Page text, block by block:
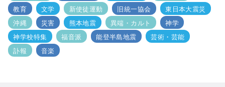
教育
文学 新使徒運動 旧統一協会
東日本大震災
沖縄
災害 熊本地震 異端・カルト
神学
神学校特集
福音派 能登半島地震
芸術・芸能
訃報
音楽